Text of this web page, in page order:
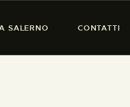
SALERNO CONTATTI